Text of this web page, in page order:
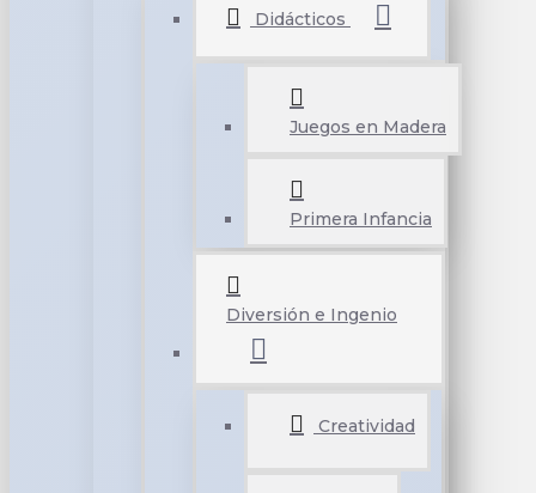
Didácticos
Juegos en Madera
Primera Infancia
Diversión e Ingenio
Creatividad